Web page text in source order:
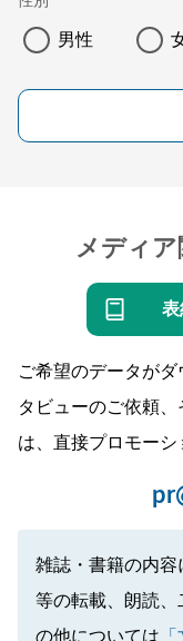
男性
メディ
表
ご希望のデータが
タビューのご依頼
は、直接プロモーシ
雑誌・書籍の内
等の転載、朗読
の他については